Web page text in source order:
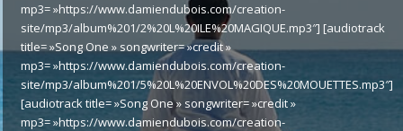
mp3= »https://www.damiendubois.com/creation-
site/mp3/album%201/2%20L%20ILE%20MAGIQUE.mp3″] [audiotrack
title= »Song One » songwriter= »credit »
mp3= »https://www.damiendubois.com/creation-
site/mp3/album%201/5%20L%20ENVOL%20DES%20MOUETTES.mp3″]
[audiotrack title= »Song One » songwriter= »credit »
mp3= »https://www.damiendubois.com/creation-